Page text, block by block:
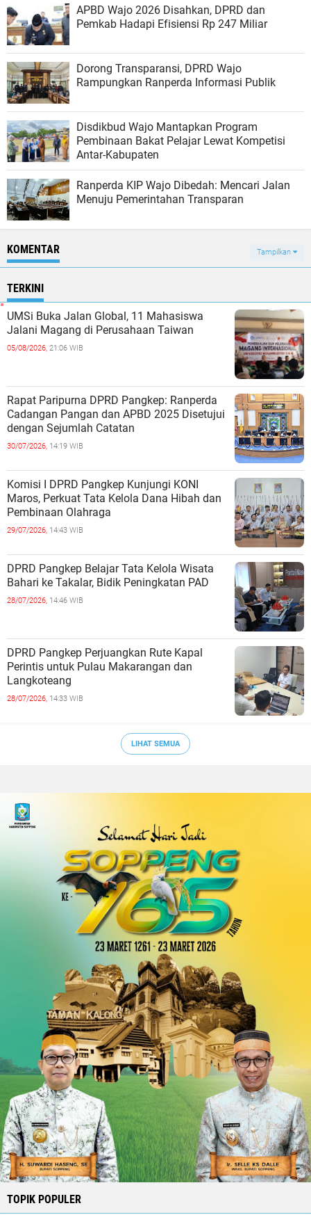
APBD Wajo 2026 Disahkan, DPRD dan
Pemkab Hadapi Efisiensi Rp 247 Miliar
Dorong Transparansi, DPRD Wajo
Rampungkan Ranperda Informasi Publik
Disdikbud Wajo Mantapkan Program
Pembinaan Bakat Pelajar Lewat Kompetisi
Antar-Kabupaten
Ranperda KIP Wajo Dibedah: Mencari Jalan
Menuju Pemerintahan Transparan
KOMENTAR Tampilkan
TERKINI
UMSi Buka Jalan Global, 11 Mahasiswa
Jalani Magang di Perusahaan Taiwan
05/08/2026, 21:06 WIB
Rapat Paripurna DPRD Pangkep: Ranperda
Cadangan Pangan dan APBD 2025 Disetujui
dengan Sejumlah Catatan
30/07/2026, 14:19 WIB
Komisi I DPRD Pangkep Kunjungi KONI
Maros, Perkuat Tata Kelola Dana Hibah dan
Pembinaan Olahraga
29/07/2026, 14:43 WIB
DPRD Pangkep Belajar Tata Kelola Wisata
Bahari ke Takalar, Bidik Peningkatan PAD
28/07/2026, 14:46 WIB
DPRD Pangkep Perjuangkan Rute Kapal
Perintis untuk Pulau Makarangan dan
Langkoteang
28/07/2026, 14:33 WIB
LIHAT SEMUA
TOPIK POPULER